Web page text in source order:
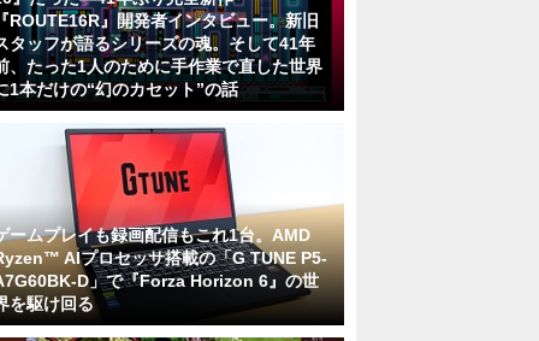
ROUTE16R』開発者インタビュー。新旧
タッフが語るシリーズの魂。そして41年
、たった1人のために手作業で直した世界
1本だけの“幻のカセット”の話
ームプレイも録画配信もこれ1台。AMD
AIプロセッサ搭載の「G TUNE P5-
D」で『Forza Horizon 6』の世
を駆け回る